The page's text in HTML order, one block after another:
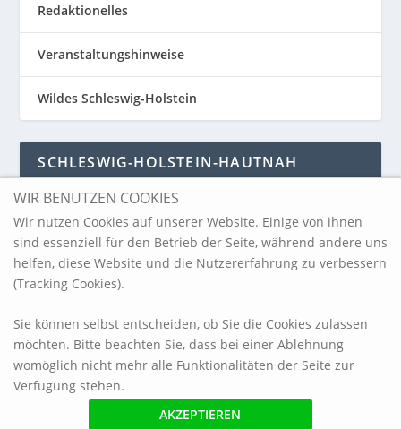
Redaktionelles
Veranstaltungshinweise
Wildes Schleswig-Holstein
SCHLESWIG-HOLSTEIN-HAUTNAH
Schleswig-Holstein-Hautnah
ARCHIV
© 2017 blickpunkt-sh.com
WIR BENUTZEN COOKIES
Wir nutzen Cookies auf unserer Website. Einige von ihnen
sind essenziell für den Betrieb der Seite, während andere uns
helfen, diese Website und die Nutzererfahrung zu verbessern
(Tracking Cookies).
Sie können selbst entscheiden, ob Sie die Cookies zulassen
möchten. Bitte beachten Sie, dass bei einer Ablehnung
womöglich nicht mehr alle Funktionalitäten der Seite zur
Verfügung stehen.